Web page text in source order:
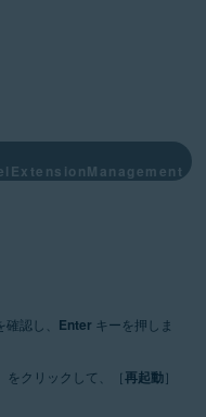
認し、 Enter キーを押しま
をクリックして、［再起動］